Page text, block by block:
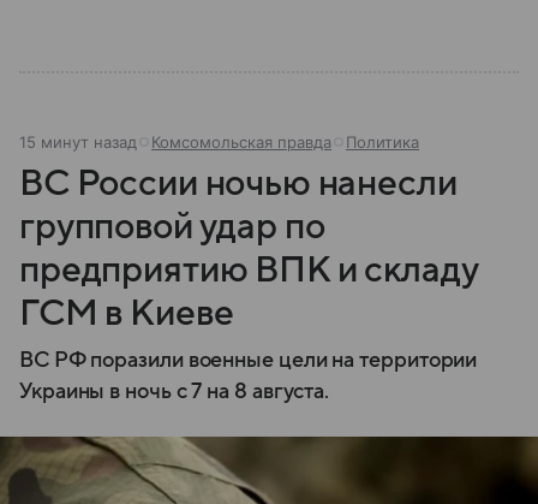
15 минут назад Комсомольская правда Политика
ВС России ночью нанесли
групповой удар по
предприятию ВПК и складу
ГСМ в Киеве
ВС РФ поразили военные цели на территории
Украины в ночь с 7 на 8 августа.